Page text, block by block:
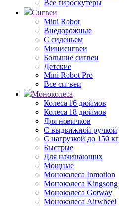
Все гироскутеры
Сигвеи
Mini Robot
Внедорожные
С сиденьем
Минисигвеи
Большие сигвеи
Детские
Mini Robot Pro
Все сигвеи
Моноколеса
Колеса 16 дюймов
Колеса 18 дюймов
Для новичков
С выдвижной ручкой
С нагрузкой до 150 кг
Быстрые
Для начинающих
Мощные
Моноколеса Inmotion
Моноколеса Kingsong
Моноколеса Gotway
Моноколеса Airwheel